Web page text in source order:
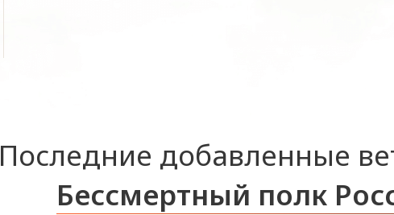
Последние добавленные
Бессмертный полк